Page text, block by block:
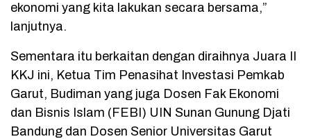
ekonomi yang kita lakukan secara bersama,”
lanjutnya.
Sementara itu berkaitan dengan diraihnya Juara II
KKJ ini, Ketua Tim Penasihat Investasi Pemkab
Garut, Budiman yang juga Dosen Fak Ekonomi
dan Bisnis Islam (FEBI) UIN Sunan Gunung Djati
Bandung dan Dosen Senior Universitas Garut